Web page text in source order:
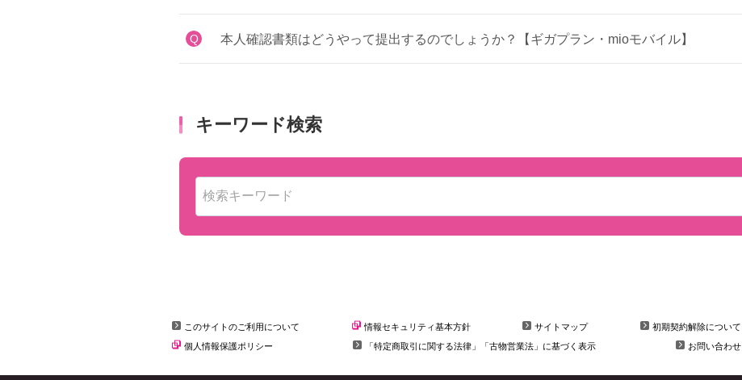
Q 本人確認書類はどうやって提出するのでしょうか？【ギガプラン・mioモバイル】
このサイトのご利用について 情報セキュリティ基本方針 サイトマップ
初期契約解除について
個人情報保護ポリシー
「特定商取引に関する法律」「古物営業法」に基づく表示 お問い合わせ